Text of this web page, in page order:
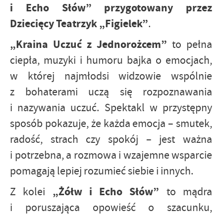
i Echo Słów” przygotowany przez
Dziecięcy Teatrzyk „Figielek”.
„Kraina Uczuć z Jednorożcem” to pełna
ciepła, muzyki i humoru bajka o emocjach,
w której najmłodsi widzowie wspólnie
z bohaterami uczą się rozpoznawania
i nazywania uczuć. Spektakl w przystępny
sposób pokazuje, że każda emocja – smutek,
radość, strach czy spokój – jest ważna
i potrzebna, a rozmowa i wzajemne wsparcie
pomagają lepiej rozumieć siebie i innych.
Z kolei „Żółw i Echo Słów” to mądra
i poruszająca opowieść o szacunku,